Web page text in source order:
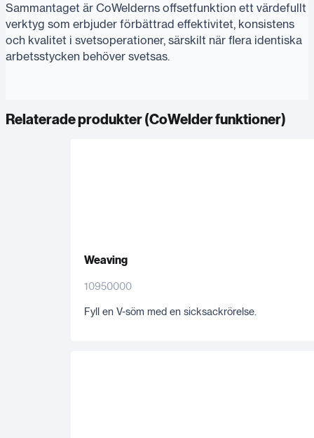
Sammantaget är CoWelderns offsetfunktion ett värdefullt
verktyg som erbjuder förbättrad effektivitet, konsistens
och kvalitet i svetsoperationer, särskilt när flera identiska
arbetsstycken behöver svetsas.
Relaterade produkter (CoWelder funktioner)
Weaving
10950000
Fyll en V-söm med en sicksackrörelse.